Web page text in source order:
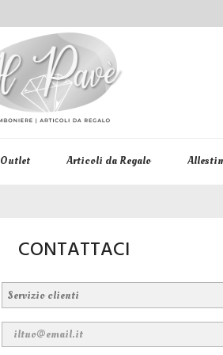
Outlet Articoli da Regalo
CONTATTACI